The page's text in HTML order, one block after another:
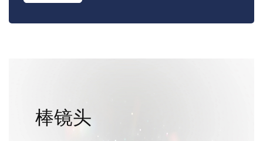
棒镜头